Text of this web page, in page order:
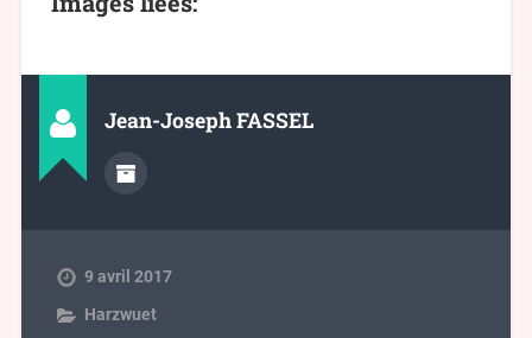
Jean-Joseph FASSEL
9 avril 2017
Harzwuet